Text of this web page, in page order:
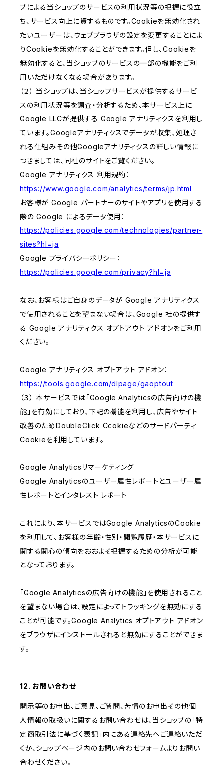
プによる当ショップのサービスの利用状況等の把握に役立
ち、サービス向上に資するものです。Cookieを無効化され
たいユーザーは、ウェブブラウザの設定を変更することによ
りCookieを無効化することができます。但し、Cookieを
無効化すると、当ショップのサービスの一部の機能をご利
用いただけなくなる場合があります。
（２） 当ショップは、当ショップサービスが提供するサービ
スの利用状況等を調査・分析するため、本サービス上に
Google LLCが提供する Google アナリティクスを利用し
ています。Googleアナリティクスでデータが収集、処理さ
れる仕組みその他Googleアナリティクスの詳しい情報に
つきましては、同社のサイトをご覧ください。
Google アナリティクス 利用規約：
https://www.google.com/analytics/terms/jp.html
お客様が Google パートナーのサイトやアプリを使用する
際の Google によるデータ使用：
https://policies.google.com/technologies/partner-
sites?hl=ja
Google プライバシーポリシー：
https://policies.google.com/privacy?hl=ja
なお、お客様はご自身のデータが Google アナリティクス
で使用されることを望まない場合は、Google 社の提供す
る Google アナリティクス オプトアウト アドオンをご利用
ください。
Google アナリティクス オプトアウト アドオン：
https://tools.google.com/dlpage/gaoptout
（３） 本サービスでは「Google Analyticsの広告向けの機
能」を有効にしており、下記の機能を利用し、広告やサイト
改善のためDoubleClick Cookieなどのサードパーティ
Cookieを利用しています。
Google Analyticsリマーケティング
Google Analyticsのユーザー属性レポートとユーザー属
性レポートとインタレスト レポート
これにより、本サービスではGoogle AnalyticsのCookie
を利用して、お客様の年齢・性別・閲覧履歴・本サービスに
関する関心の傾向をおおよそ把握するための分析が可能
となっております。
「Google Analyticsの広告向けの機能」を使用されること
を望まない場合は、設定によってトラッキングを無効にする
ことが可能です。Google Analytics オプトアウト アドオン
をブラウザにインストールされると無効にすることができま
す。
12. お問い合わせ
開示等のお申出、ご意見、ご質問、苦情のお申出その他個
人情報の取扱いに関するお問い合わせは、当ショップの「特
定商取引法に基づく表記」内にある連絡先へご連絡いただ
くか、ショップページ内のお問い合わせフォームよりお問い
合わせください。